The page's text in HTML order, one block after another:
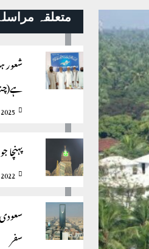
متعلقہ
شعور
پہنچا
سفر